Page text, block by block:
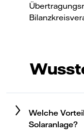
Welche
Solaranlage?